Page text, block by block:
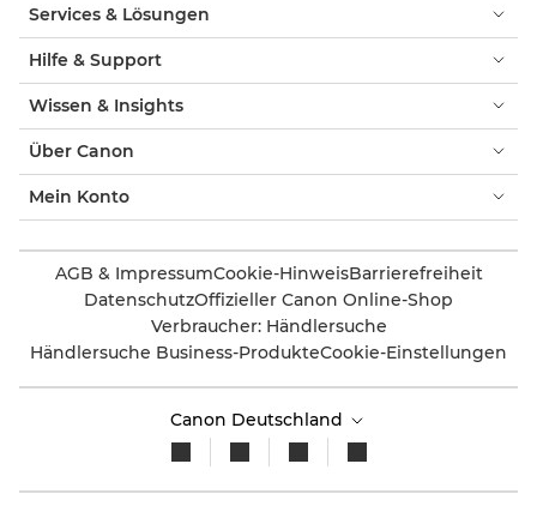
Services & Lösungen
Hilfe & Support
Wissen & Insights
Über Canon
Mein Konto
AGB & ImpressumCookie-HinweisBarrierefreiheit
DatenschutzOffizieller Canon Online-Shop
Verbraucher: Händlersuche
Händlersuche Business-ProdukteCookie-Einstellungen
Canon Deutschland